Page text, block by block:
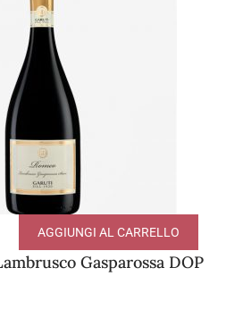
Gasparossa DOP
AGGIUNGI AL CARRELLO